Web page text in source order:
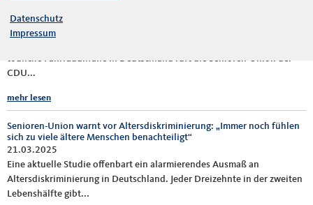
Straßenverkehr
02.05.2025
tödliche Fahrradunfälle in Deutschland ruft die Senioren-Union der
CDU...
mehr lesen
Senioren-Union warnt vor Altersdiskriminierung: „Immer noch fühlen
sich zu viele ältere Menschen benachteiligt“
21.03.2025
Eine aktuelle Studie offenbart ein alarmierendes Ausmaß an
Altersdiskriminierung in Deutschland. Jeder Dreizehnte in der zweiten
Lebenshälfte gibt...
Datenschutz
Impressum